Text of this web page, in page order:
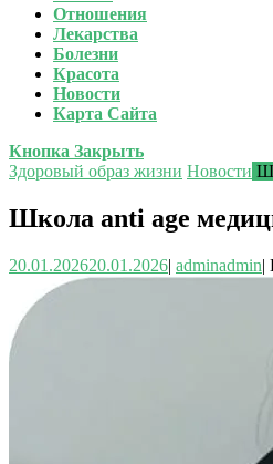
Отношения
Лекарства
Болезни
Красота
Новости
Карта Сайта
Кнопка Закрыть
Здоровый образ жизни Новости
Школа anti age
20.01.202620.01.2026| adminadmin|